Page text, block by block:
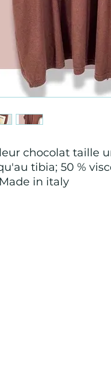
chocolat taille
tibia; 50 %
in italy